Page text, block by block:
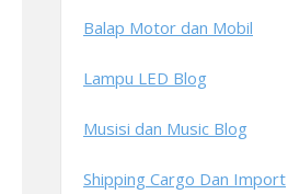
Balap Motor dan Mobil
Lampu LED Blog
Musisi dan Music Blog
Shipping Cargo Dan Import